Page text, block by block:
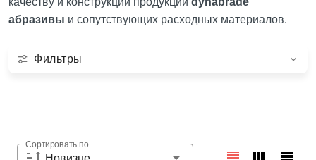
абразивы и сопутствующих расходных материалов.
Фильтры
Сортировать по